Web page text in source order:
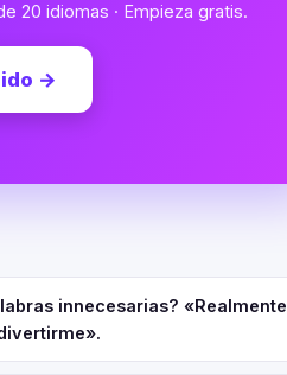
20 idiomas · Empieza gratis.
→
innecesarias? «Realmente